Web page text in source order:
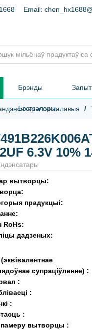
Email:
Брэнды
Бэстсэлерытанталавыя
6.3V 10%
вытворцы:
прадукцыі:
RoHs:
дадзеных:
(эквівалентнае
супраціўленне) :
:
:
:
:
вытворцы :